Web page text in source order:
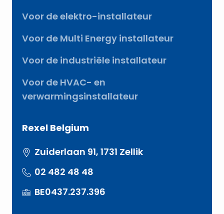
Voor de elektro-installateur
Voor de Multi Energy installateur
Voor de industriële installateur
Voor de HVAC- en
verwarmingsinstallateur
Rexel Belgium
Zuiderlaan 91, 1731 Zellik
02 482 48 48
BE0437.237.396